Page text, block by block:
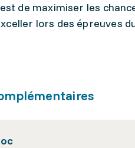
de maximiser les
lors des épreuves